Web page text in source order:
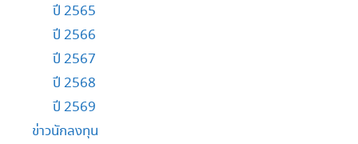
ปี 2565
ปี 2566
ปี 2567
ปี 2568
ปี 2569
ข่าวนักลงทุน